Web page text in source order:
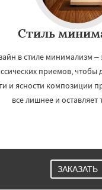
Стиль
в стиле минимализм –
приемов, чтобы
и ясности композиции
все лишнее и оставляет
ЗАКАЗАТЬ